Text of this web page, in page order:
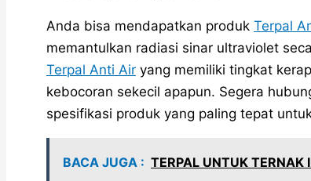
Anda bisa mendapatkan produk Terpal
memantulkan radiasi sinar ultraviolet
Terpal Anti Air yang memiliki tingkat
kebocoran sekecil apapun. Segera
spesifikasi produk yang paling tepat
BACA JUGA : TERPAL UNTUK TERNAK